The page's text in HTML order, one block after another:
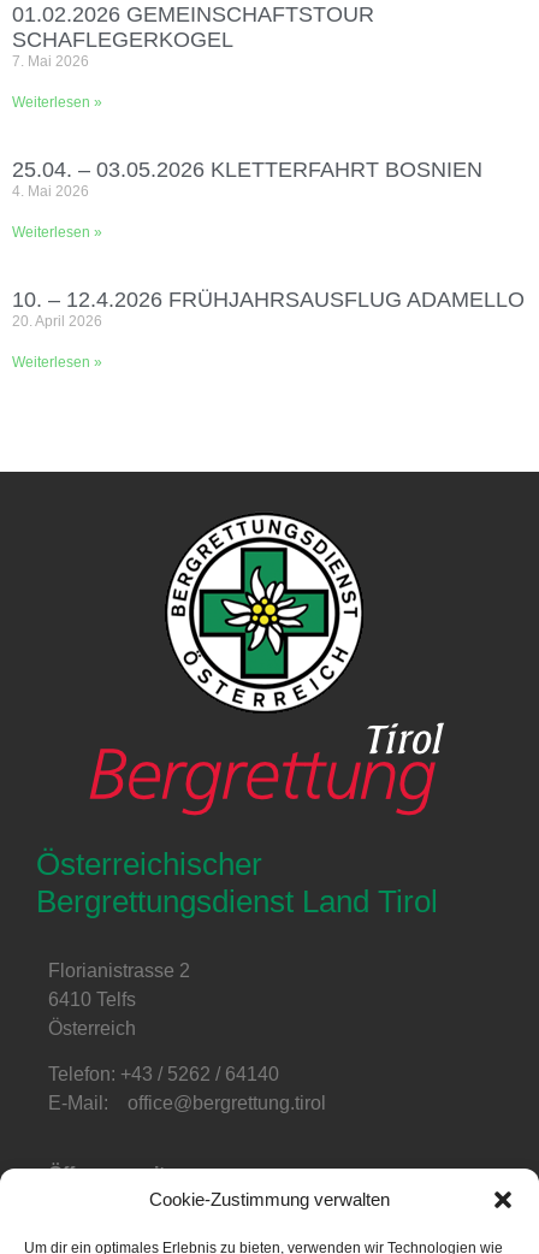
Cookie-Zustimmung verwalten
Um dir ein optimales Erlebnis zu bieten, verwenden wir Technologien wie
01.02.2026 GEMEINSCHAFTSTOUR
SCHAFLEGERKOGEL
7. Mai 2026
Weiterlesen »
25.04. – 03.05.2026 KLETTERFAHRT BOSNIEN
4. Mai 2026
Weiterlesen »
10. – 12.4.2026 FRÜHJAHRSAUSFLUG ADAMELLO
20. April 2026
Weiterlesen »
Österreichischer
Bergrettungsdienst Land Tirol
Florianistrasse 2
6410 Telfs
Österreich
Telefon: +43 / 5262 / 64140
E-Mail: office@bergrettung.tirol
Öffnungszeiten:
Mo-Do: 08:00-17:00